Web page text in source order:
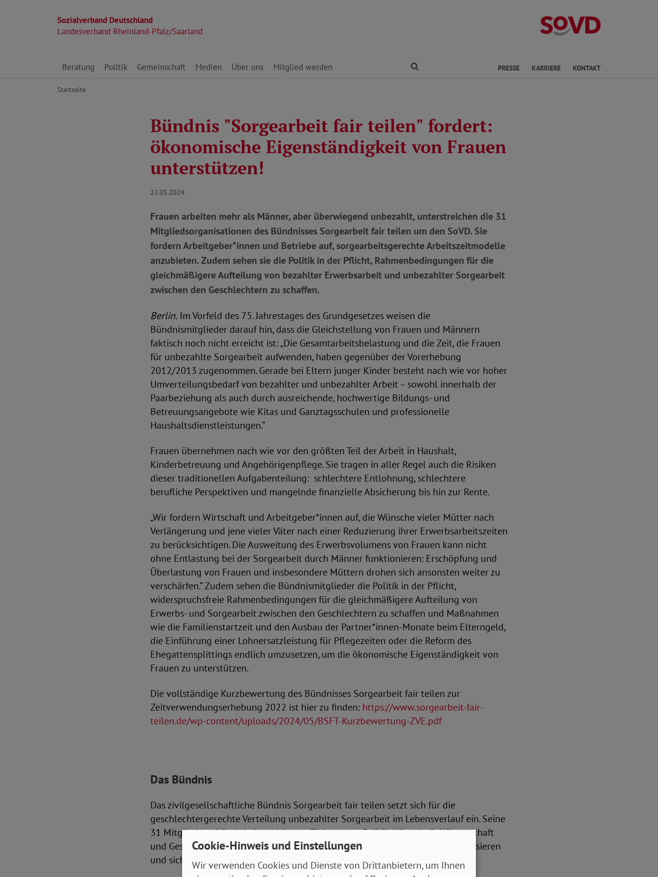
Sozialverband Deutschland
Landesverband Rheinland-Pfalz/Saarland
Landesverband
Direkt zu den Inhalten springen
Beratung Politik Gemeinschaft Medien Über uns Mitglied werden PRESSE KARRIERE KONTAKT
Startseite
Bündnis "Sorgearbeit fair teilen" fordert:
ökonomische Eigenständigkeit von Frauen
unterstützen!
22.05.2024
Frauen arbeiten mehr als Männer, aber überwiegend unbezahlt, unterstreichen die 31
Mitgliedsorganisationen des Bündnisses Sorgearbeit fair teilen um den SoVD. Sie
fordern Arbeitgeber*innen und Betriebe auf, sorgearbeitsgerechte Arbeitszeitmodelle
anzubieten. Zudem sehen sie die Politik in der Pflicht, Rahmenbedingungen für die
gleichmäßigere Aufteilung von bezahlter Erwerbsarbeit und unbezahlter Sorgearbeit
zwischen den Geschlechtern zu schaffen.
Berlin. Im Vorfeld des 75. Jahrestages des Grundgesetzes weisen die
Bündnismitglieder darauf hin, dass die Gleichstellung von Frauen und Männern
faktisch noch nicht erreicht ist: „Die Gesamtarbeitsbelastung und die Zeit, die Frauen
für unbezahlte Sorgearbeit aufwenden, haben gegenüber der Vorerhebung
2012/2013 zugenommen. Gerade bei Eltern junger Kinder besteht nach wie vor hoher
Umverteilungsbedarf von bezahlter und unbezahlter Arbeit – sowohl innerhalb der
Paarbeziehung als auch durch ausreichende, hochwertige Bildungs- und
Betreuungsangebote wie Kitas und Ganztagsschulen und professionelle
Haushaltsdienstleistungen.“
Frauen übernehmen nach wie vor den größten Teil der Arbeit in Haushalt,
Kinderbetreuung und Angehörigenpflege. Sie tragen in aller Regel auch die Risiken
dieser traditionellen Aufgabenteilung: schlechtere Entlohnung, schlechtere
berufliche Perspektiven und mangelnde finanzielle Absicherung bis hin zur Rente.
„Wir fordern Wirtschaft und Arbeitgeber*innen auf, die Wünsche vieler Mütter nach
Verlängerung und jene vieler Väter nach einer Reduzierung ihrer Erwerbsarbeitszeiten
zu berücksichtigen. Die Ausweitung des Erwerbsvolumens von Frauen kann nicht
ohne Entlastung bei der Sorgearbeit durch Männer funktionieren: Erschöpfung und
Überlastung von Frauen und insbesondere Müttern drohen sich ansonsten weiter zu
verschärfen.“ Zudem sehen die Bündnismitglieder die Politik in der Pflicht,
widerspruchsfreie Rahmenbedingungen für die gleichmäßigere Aufteilung von
Erwerbs- und Sorgearbeit zwischen den Geschlechtern zu schaffen und Maßnahmen
wie die Familienstartzeit und den Ausbau der Partner*innen-Monate beim Elterngeld,
die Einführung einer Lohnersatzleistung für Pflegezeiten oder die Reform des
Ehegattensplittings endlich umzusetzen, um die ökonomische Eigenständigkeit von
Frauen zu unterstützen.
Die vollständige Kurzbewertung des Bündnisses Sorgearbeit fair teilen zur
Zeitverwendungserhebung 2022 ist hier zu finden: https://www.sorgearbeit-fair-
teilen.de/wp-content/uploads/2024/05/BSFT-Kurzbewertung-ZVE.pdf
Das Bündnis
Das zivilgesellschaftliche Bündnis Sorgearbeit fair teilen setzt sich für die
geschlechtergerechte Verteilung unbezahlter Sorgearbeit im Lebensverlauf ein. Seine
31 Mitgliedsverbände haben sich zum Ziel gesetzt, Politik, Wirtschaft, Wissenschaft
und Gesellschaft für den Gender Care Gap und seine Auswirkungen zu sensibilisieren
und sich für die Schließung der Sorgelücke einzusetzen.
Cookie-Hinweis und Einstellungen
Wir verwenden Cookies und Dienste von Drittanbietern, um Ihnen